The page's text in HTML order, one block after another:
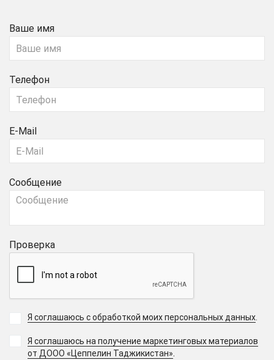
Ваше имя
Телефон
E-Mail
Сообщение
Проверка
Я соглашаюсь с обработкой моих персональных данных.
Я соглашаюсь на получение маркетинговых материалов
от ДООО «Цеппелин Таджикистан».